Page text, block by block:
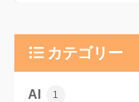
カテゴリー
AI 1